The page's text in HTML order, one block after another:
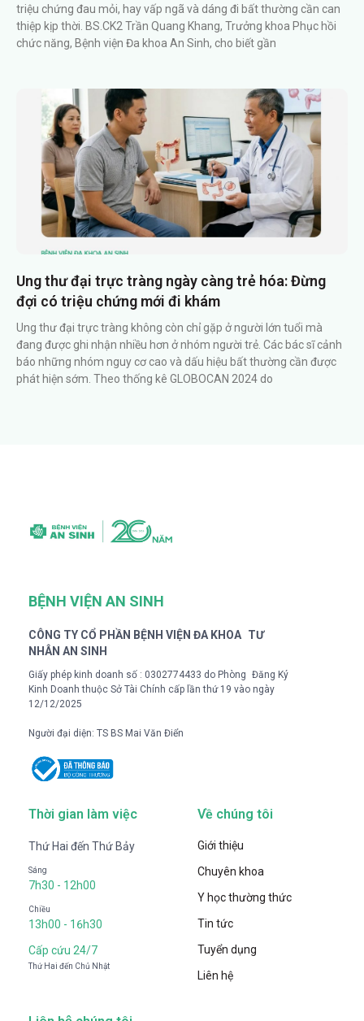
triệu chứng đau mỏi, hay vấp ngã và dáng đi bất thường cần can
thiệp kịp thời. BS.CK2 Trần Quang Khang, Trưởng khoa Phục hồi
chức năng, Bệnh viện Đa khoa An Sinh, cho biết gần
Ung thư đại trực tràng ngày càng trẻ hóa: Đừng
đợi có triệu chứng mới đi khám
Ung thư đại trực tràng không còn chỉ gặp ở người lớn tuổi mà
đang được ghi nhận nhiều hơn ở nhóm người trẻ. Các bác sĩ cảnh
báo những nhóm nguy cơ cao và dấu hiệu bất thường cần được
phát hiện sớm. Theo thống kê GLOBOCAN 2024 do
BỆNH VIỆN AN SINH
CÔNG TY CỔ PHẦN BỆNH VIỆN ĐA KHOA TƯ
NHÂN AN SINH
Giấy phép kinh doanh số : 0302774433 do Phòng Đăng Ký
Kinh Doanh thuộc Sở Tài Chính cấp lần thứ 19 vào ngày
12/12/2025
Người đại diện: TS BS Mai Văn Điển
Thời gian làm việc
Thứ Hai đến Thứ Bảy
Sáng
7h30 - 12h00
Chiều
13h00 - 16h30
Cấp cứu 24/7
Thứ Hai đến Chủ Nhật
Về chúng tôi
Giới thiệu
Chuyên khoa
Y học thường thức
Tin tức
Tuyển dụng
Liên hệ